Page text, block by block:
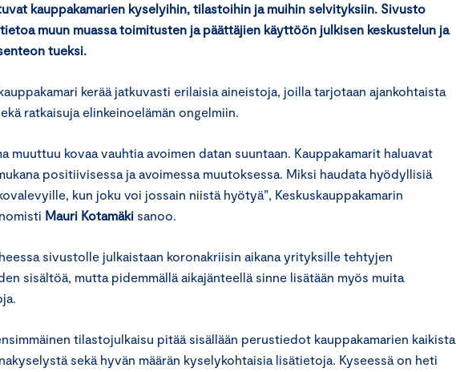
kauppakamarien kyselyihin, tilastoihin ja muihin selvityksiin. Sivusto
muun muassa toimitusten ja päättäjien käyttöön julkisen keskustelun ja
tueksi.
kerää jatkuvasti erilaisia aineistoja, joilla tarjotaan ajankohtaista
ratkaisuja elinkeinoelämän ongelmiin.
muuttuu kovaa vauhtia avoimen datan suuntaan. Kauppakamarit haluavat
positiivisessa ja avoimessa muutoksessa. Miksi haudata hyödyllisiä
kun joku voi jossain niistä hyötyä”, Keskuskauppakamarin
Mauri Kotamäki sanoo.
sivustolle julkaistaan koronakriisin aikana yrityksille tehtyjen
sisältöä, mutta pidemmällä aikajänteellä sinne lisätään myös muita
tilastojulkaisu pitää sisällään perustiedot kauppakamarien kaikista
sekä hyvän määrän kyselykohtaisia lisätietoja. Kyseessä on heti